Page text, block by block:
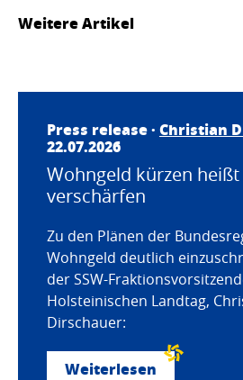
Weitere Artikel
Press release · Christian
22.07.2026
Wohngeld kürzen
verschärfen
Zu den Plänen der
Wohngeld deutlich
der SSW-
Holsteinischen Landtag,
Dirschauer:
Weiterlesen